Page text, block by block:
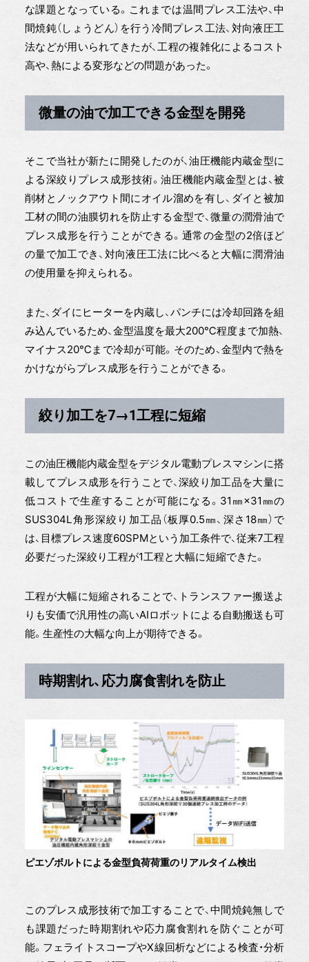
な課題となっている。これまでは温間プレス工法や、中
間焼鈍（しょうどん）を行う冷間プレス工法、対向液圧工
法などが用いられてきたが、工程の複雑化によるコスト
高や、熱による変形などの問題があった。
微量の油で加工できる金型を開発
そこで当社が新たに開発したのが、油圧機能内蔵金型に
よる深絞りプレス成形技術。油圧機能内蔵金型とは、被
削材とノックアウト間にオイル溜めを有し、ダイと被加
工材の間の油膜切れを防止する金型で、微量の潤滑油で
プレス成形を行うことができる。通常の金型の2倍ほど
の量で加工でき、対向液圧工法に比べると大幅に潤滑油
の使用量を抑えられる。
また、ダイにヒーターを内蔵し、パンチには冷却回路を組
み込んでいるため、金型温度を最大200℃程度まで加熱、
マイナス20℃まで冷却が可能。そのため、金型内で熱を
かけながらプレス成形を行うことができる。
絞り加工を7→1工程に短縮
この油圧機能内蔵金型をデジタル電動プレスマシンに搭
載してプレス成形を行うことで、深絞り加工品を大量に
低コストで生産することが可能になる。31㎜×31㎜の
SUS304L角形深絞り加工品（板厚0.5㎜、深さ18㎜）で
は、目標プレス速度60SPMという加工条件で、従来7工程
必要だった深絞り工程が1工程と大幅に短縮できた。
工程が大幅に短縮されることで、トランスファー搬送よ
りも安価で汎用性の高いAIロボットによる自動搬送も可
能。生産性の大幅な向上が期待できる。
時期割れ、応力腐食割れを防止
ピエゾボルトによる金型負荷荷重のリアルタイム検出
このプレス成形技術で加工することで、中間焼鈍無しで
も課題だった時期割れや応力腐食割れを防ぐことが可
能。フェライトスコープやX線回析などによる検査・分析